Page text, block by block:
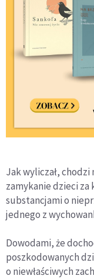
Jak wyliczał, chodzi
zamykanie dzieci
substancjami o
jednego z
Dowodami, że
poszkodowanych
o niewłaściwych